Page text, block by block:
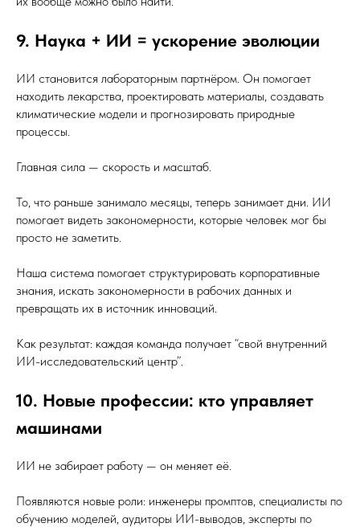
9. Наука + ИИ = ускорение эволюции
ИИ становится лабораторным партнёром. Он помогает
находить лекарства, проектировать материалы, создавать
климатические модели и прогнозировать природные
процессы.
Главная сила — скорость и масштаб.
То, что раньше занимало месяцы, теперь занимает дни. ИИ
помогает видеть закономерности, которые человек мог бы
просто не заметить.
Наша система помогает структурировать корпоративные
знания, искать закономерности в рабочих данных и
превращать их в источник инноваций.
Как результат: каждая команда получает “свой внутренний
ИИ-исследовательский центр”.
10. Новые профессии: кто управляет
машинами
ИИ не забирает работу — он меняет её.
Появляются новые роли: инженеры промптов, специалисты по
обучению моделей, аудиторы ИИ-выводов, эксперты по